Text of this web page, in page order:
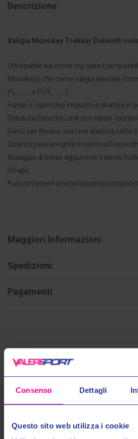
Consenso Dettagli
Questo sito web utilizza i cookie
Descrizione
Valigia Monokey Trekker Dolomiti
Utilizzabile sia come top case
Monokey), che come valigia laterale
PL_ _ _ e PLR_ _ _).
Fondo e coperchio imbutito e ribattini in
Chiusura Security Lock con tappo
Ganci per fissare una rete elastica sotto
Quattro passacinghia in nylon sul
fissaggio di borse aggiuntive tramite
Straps.
Può contenere una borsa porta
Maggiori Informazioni
Spedizioni
Pagamenti
Prodotti